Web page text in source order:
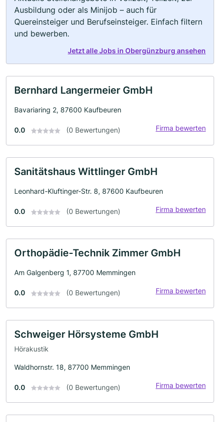
Ausbildung oder als Minijob – auch für
Quereinsteiger und Berufseinsteiger. Einfach filtern
und bewerben.
Jetzt alle Jobs in Obergünzburg ansehen
Bernhard Langermeier GmbH
Bavariaring 2, 87600 Kaufbeuren
0.0 (0 Bewertungen) Firma bewerten
Sanitätshaus Wittlinger GmbH
Leonhard-Kluftinger-Str. 8, 87600 Kaufbeuren
0.0 (0 Bewertungen) Firma bewerten
Orthopädie-Technik Zimmer GmbH
Am Galgenberg 1, 87700 Memmingen
0.0 (0 Bewertungen) Firma bewerten
Schweiger Hörsysteme GmbH
Hörakustik
Waldhornstr. 18, 87700 Memmingen
0.0 (0 Bewertungen) Firma bewerten